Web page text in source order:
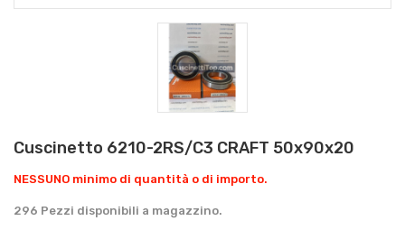
Cuscinetto 6210-2RS/C3 CRAFT 50x90x20
NESSUNO minimo di quantità o di importo.
296 Pezzi disponibili a magazzino.